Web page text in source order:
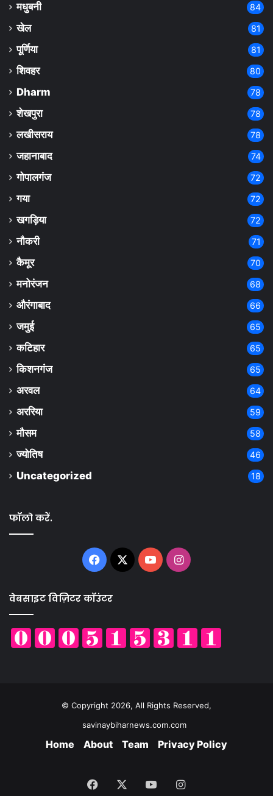
मधुबनी 84
खेल 81
पूर्णिया 81
शिवहर 80
Dharm 78
शेखपुरा 78
लखीसराय 78
जहानाबाद 74
गोपालगंज 72
गया 72
खगड़िया 72
नौकरी 71
कैमूर 70
मनोरंजन 68
औरंगाबाद 66
जमुई 65
कटिहार 65
किशनगंज 65
अरवल 64
अररिया 59
मौसम 58
ज्योतिष 46
Uncategorized 18
फॉलो करें.
Facebook
X YouTubeInstagram
वेबसाइट विज़िटर कॉउंटर
© Copyright 2026, All Rights Reserved,
savinaybiharnews.com.com
Home About Team Privacy Policy
Facebook YouTubeInstagram